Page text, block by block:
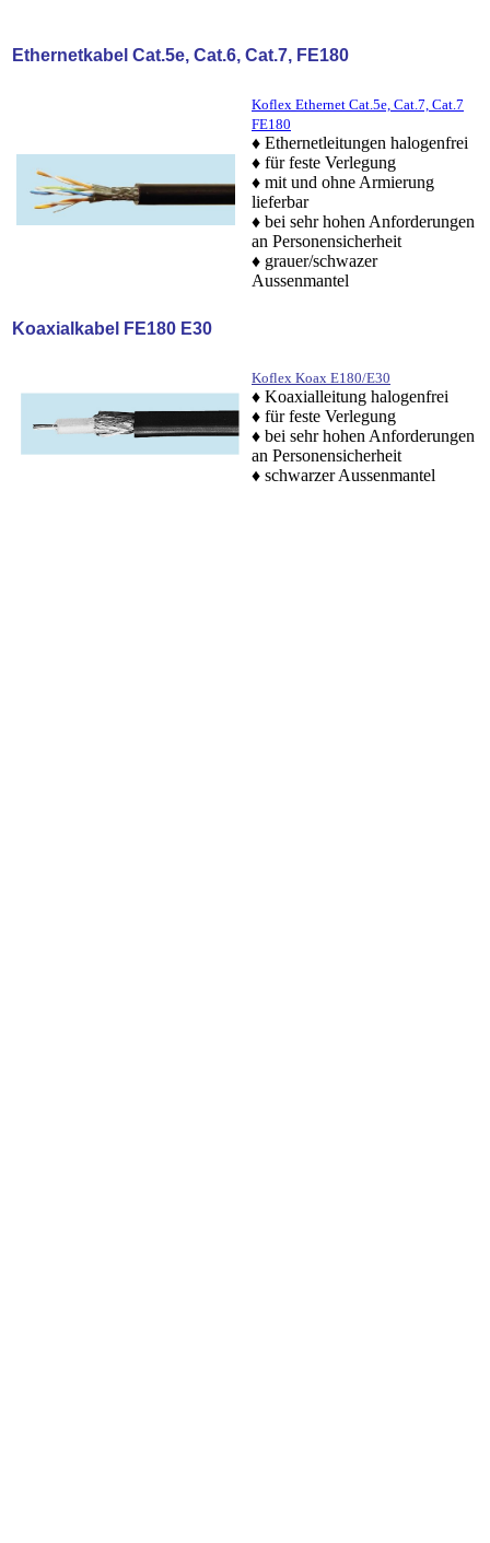
Ethernetkabel Cat.5e, Cat.6, Cat.7, FE180
Koflex Ethernet Cat.5e, Cat.7, Cat.7
FE180
♦ Ethernetleitungen halogenfrei
♦ für feste Verlegung
♦ mit und ohne Armierung
lieferbar
♦ bei sehr hohen Anforderungen
an Personensicherheit
♦ grauer/schwazer
Aussenmantel
Koaxialkabel FE180 E30
Koflex Koax E180/E30
♦ Koaxialleitung halogenfrei
♦ für feste Verlegung
♦ bei sehr hohen Anforderungen
an Personensicherheit
♦ schwarzerAussenmantel